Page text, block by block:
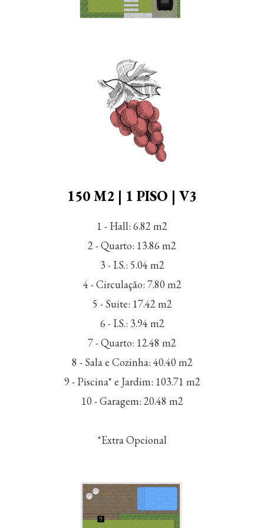
150 M2 | 1 PISO | V3
1 - Hall: 6.82 m2
2 - Quarto: 13.86 m2
3 - I.S.: 5.04 m2
4 - Circulação: 7.80 m2
5 - Suite: 17.42 m2
6 - I.S.: 3.94 m2
7 - Quarto: 12.48 m2
8 - Sala e Cozinha: 40.40 m2
9 - Piscina* e Jardim: 103.71 m2
10 - Garagem: 20.48 m2
*Extra Opcional